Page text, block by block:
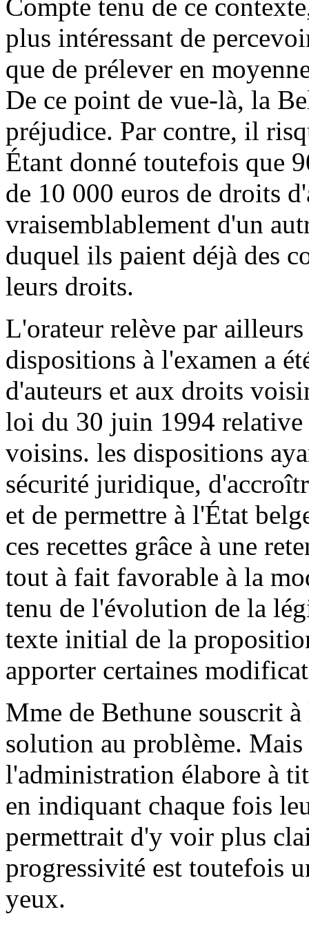
Compte tenu de ce
plus intéressant de
que de prélever en
De ce point de vue-là, la
préjudice. Par contre, il
Étant donné toutefois que
de 10 000 euros de droits
vraisemblablement d'un
duquel ils paient déjà des
leurs droits.
L'orateur relève par
dispositions à l'examen a
d'auteurs et aux droits
loi du 30 juin 1994
voisins. les dispositions
sécurité juridique,
et de permettre à l'État
ces recettes grâce à une
tout à fait favorable à la
tenu de l'évolution de la
texte initial de la
apporter certaines
Mme de Bethune souscrit
solution au problème.
l'administration élabore à
en indiquant chaque fois
permettrait d'y voir plus
progressivité est toutefois
yeux.